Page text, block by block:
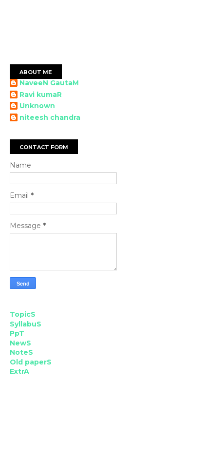
ABOUT ME
NaveeN GautaM
Ravi kumaR
Unknown
niteesh chandra
CONTACT FORM
Name
Email *
Message *
TopicS
SyllabuS
PpT
NewS
NoteS
Old paperS
ExtrA